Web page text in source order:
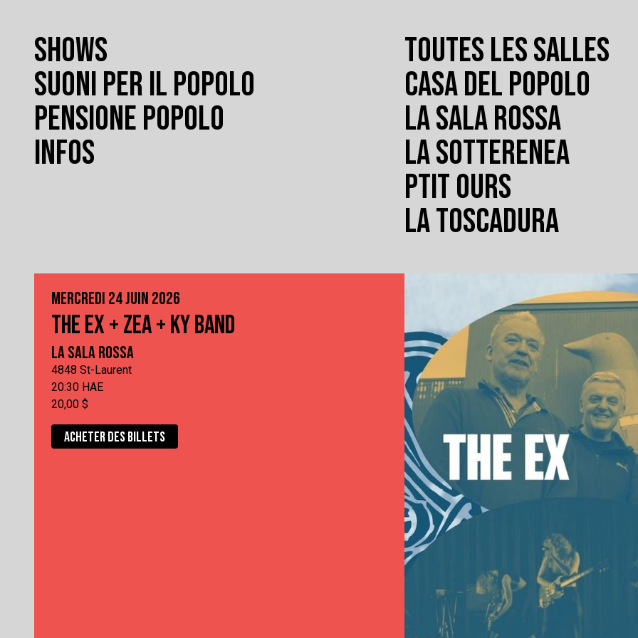
SHOWS
SUONI PER IL POPOLO
PENSIONE POPOLO
INFOS
TOUTES LES SALLES
CASA DEL POPOLO
LA SALA ROSSA
LA SOTTERENEA
PTIT OURS
LA TOSCADURA
MERCREDI 24 JUIN 2026
THE EX + ZEA + KY BAND
LA SALA ROSSA
4848 St-Laurent
20:30 HAE
20,00 $
ACHETER DES BILLETS